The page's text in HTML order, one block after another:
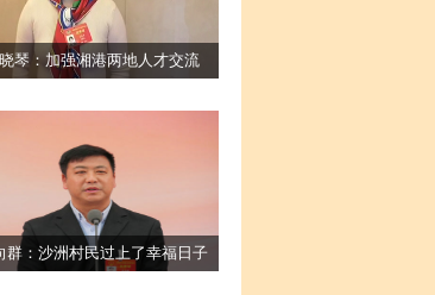
琴：加强湘港两地人才交流
群：沙洲村民过上了幸福日子